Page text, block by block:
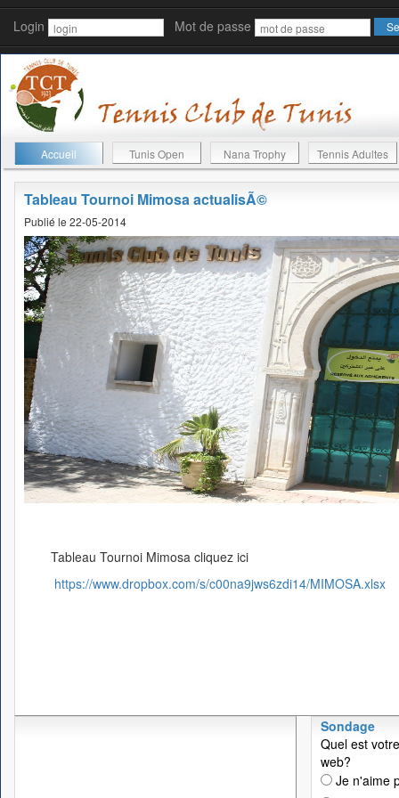
Login Mot de passe
Accueil Tunis Open Nana Trophy Tennis Adultes
Tableau Tournoi Mimosa actualisÃ©
Publié le 22-05-2014
Tableau Tournoi Mimosa cliquez ici
https://www.dropbox.com/s/c00na9jws6zdi14/MIMOSA.xlsx
Sondage
Quel est
web?
Je n'aime